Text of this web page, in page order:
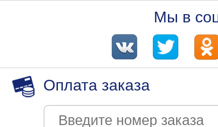
Мы в
Оплата заказа